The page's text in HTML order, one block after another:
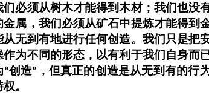
们必须从树木才能得到木材；我们也没
金属，我们必须从矿石中提炼才能得到
从无到有地进行任何创造。我们只是把
作为不同的形态，以有利于我们自身而
“创造”，但真正的创造是从无到有的行
。